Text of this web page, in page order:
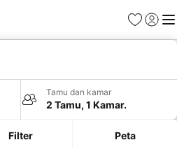
FavoritLogin
Tamu dan kamar
2 Tamu, 1 Kamar.
Filter Peta